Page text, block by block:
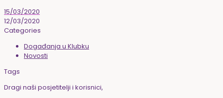
15/03/2020
12/03/2020
Categories
Događanja u Klubku
Novosti
Tags
Dragi naši posjetitelji i korisnici,